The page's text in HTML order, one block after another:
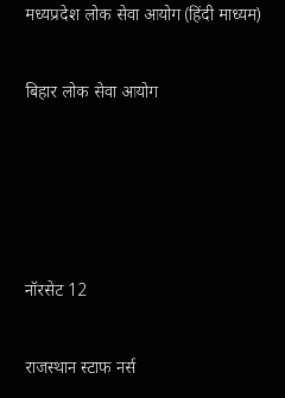
मध्यप्रदेश लोक सेवा आयोग (हिंदी माध्यम)
बिहार लोक सेवा आयोग
नॉरसेट 12
राजस्थान स्टाफ नर्स